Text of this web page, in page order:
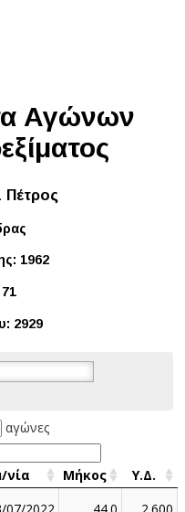
Αγώνων
1962
2929
αγώνες
νία Μήκος
Υ.Δ.